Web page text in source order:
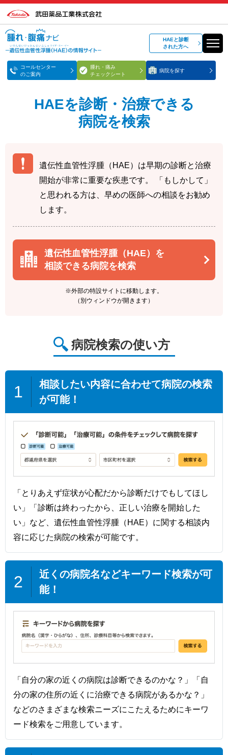
HAEと診断
された方へ
コールセンター
のご案内
腫れ・痛み
チェックシート
病院を探す
HAEを診断・治療できる
病院を検索
遺伝性血管性浮腫（HAE）は早期の診断と治療
開始が非常に重要な疾患です。 「もしかして」
と思われる方は、早めの医師への相談をお勧め
します。
遺伝性血管性浮腫（HAE）を
相談できる病院を検索
※外部の特設サイトに移動します。
（別ウィンドウが開きます）
病院検索の使い方
1
相談したい内容に合わせて病院の検索
が可能！
「とりあえず症状が心配だから診断だけでもしてほし
い」「診断は終わったから、正しい治療を開始した
い」など、遺伝性血管性浮腫（HAE）に関する相談内
容に応じた病院の検索が可能です。
2
近くの病院名などキーワード検索が可
能！
「自分の家の近くの病院は診断できるのかな？」
「自
分の家の住所の近くに治療できる病院があるかな？」
などのさまざまな検索ニーズにこたえるためにキーワ
ード検索をご用意しています。